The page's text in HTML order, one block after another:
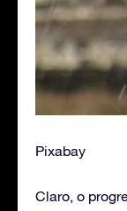
Pixabay
Claro, o